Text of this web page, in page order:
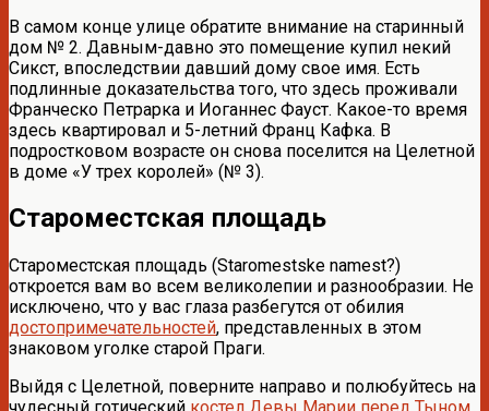
В самом конце улице обратите внимание на старинный
дом № 2. Давным-давно это помещение купил некий
Сикст, впоследствии давший дому свое имя. Есть
подлинные доказательства того, что здесь проживали
Франческо Петрарка и Иоганнес Фауст. Какое-то время
здесь квартировал и 5-летний Франц Кафка. В
подростковом возрасте он снова поселится на Целетной
в доме «У трех королей» (№ 3).
Староместская площадь
Староместская площадь (Staromestske namest?)
откроется вам во всем великолепии и разнообразии. Не
исключено, что у вас глаза разбегутся от обилия
достопримечательностей, представленных в этом
знаковом уголке старой Праги.
Выйдя с Целетной, поверните направо и полюбуйтесь на